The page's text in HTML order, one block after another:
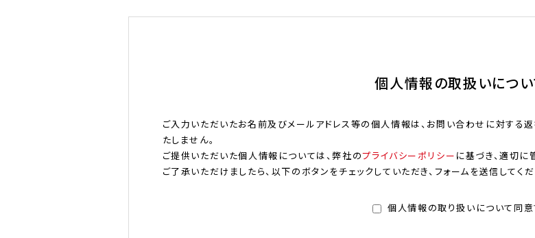
個人情報の取扱いについ
ご入力いただいたお名前及びメールアドレス等の個人情報は、お問い合わせに対する
たしません。
ご提供いただいた個人情報については、弊社のプライバシーポリシー に基づき、適切に
ご了承いただけましたら、以下のボタンをチェックしていただき、フォームを送信してくだ
個人情報の取り扱いについて同意